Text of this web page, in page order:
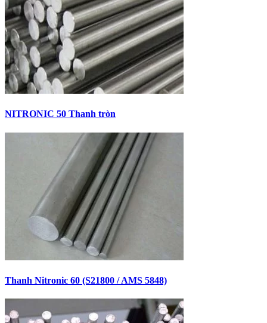
NITRONIC 50 Thanh tròn
Thanh Nitronic 60 (S21800 / AMS 5848)